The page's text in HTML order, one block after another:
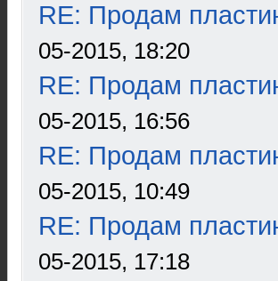
RE: Продам
05-2015, 18:20
RE: Продам
05-2015, 16:56
RE: Продам
05-2015, 10:49
RE: Продам
05-2015, 17:18